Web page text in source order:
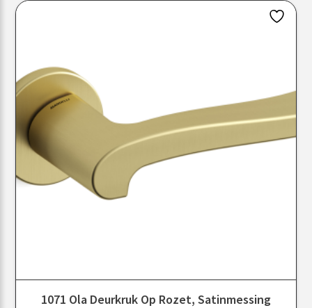
1071 Ola Deurkruk Op Rozet, Satinmessing